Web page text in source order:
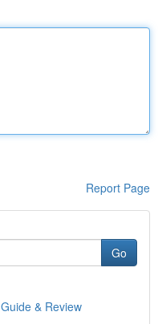
Report Page
Go
& Review